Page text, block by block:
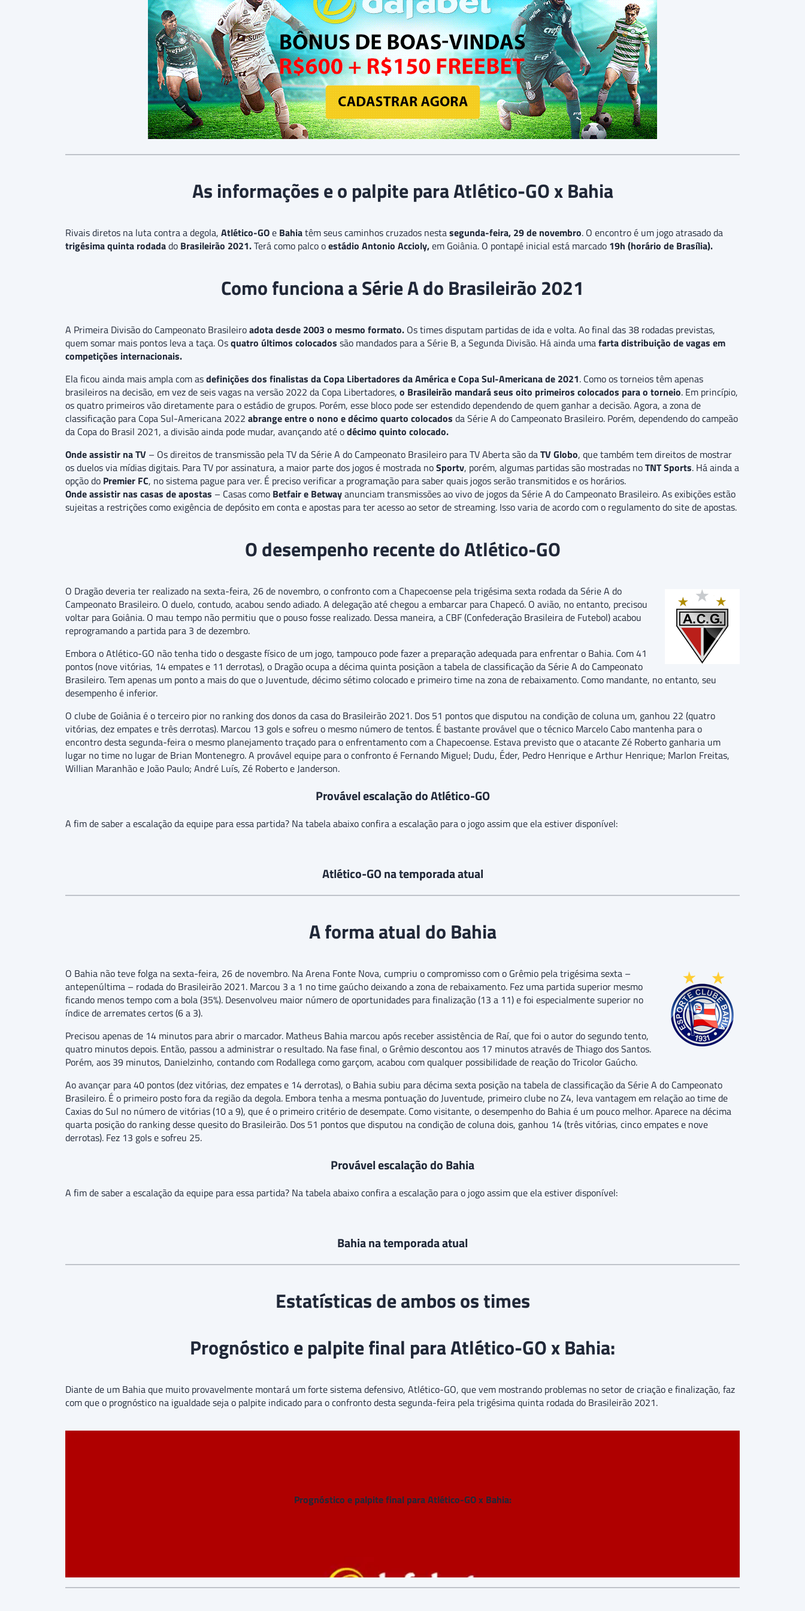
As informações e o palpite para Atlético-GO x Bahia
Rivais diretos na luta contra a degola, Atlético-GOe Bahiatêm seus caminhos cruzados nestasegunda-feira, 29 de novembro. O encontro é um jogo atrasado da
trigésima quinta rodadado Brasileirão 2021.Terá como palco oestádio Antonio Accioly,em Goiânia. O pontapé inicial está marcado 19h (horário de Brasília).
Como funciona a Série A do Brasileirão 2021
A Primeira Divisão do Campeonato Brasileiroadota desde 2003 o mesmo formato. Os times disputam partidas de ida e volta. Ao final das 38 rodadas previstas,
quem somar mais pontos leva a taça. Osquatro últimos colocados são mandados para a Série B, a Segunda Divisão. Há ainda umafarta distribuição de vagas em
competições internacionais.
Ela ficou ainda mais ampla com asdefinições dos finalistas da Copa Libertadores da América e Copa Sul-Americana de 2021. Como os torneios têm apenas
brasileiros na decisão, em vez de seis vagas na versão 2022 da Copa Libertadores, o Brasileirão mandará seus oito primeiros colocados para o torneio. Em princípio,
os quatro primeiros vão diretamente para o estádio de grupos. Porém, esse bloco pode ser estendido dependendo de quem ganhar a decisão. Agora, a zona de
classificação para Copa Sul-Americana 2022 abrange entre o nono e décimo quarto colocados da Série A do Campeonato Brasileiro. Porém, dependendo do campeão
da Copa do Brasil 2021, a divisão ainda pode mudar, avançando até odécimo quinto colocado.
Onde assistir na TV – Os direitos de transmissão pela TV da Série A do Campeonato Brasileiro para TV Aberta são daTV Globo, que também tem direitos de mostrar
os duelos via mídias digitais. Para TV por assinatura, a maior parte dos jogos é mostrada noSportv, porém, algumas partidas são mostradas noTNT Sports. Há ainda a
opção do Premier FC, no sistema pague para ver. É preciso verificar a programação para saber quais jogos serão transmitidos e os horários.
Onde assistir nas casas de apostas – Casas como Betfair e Betwayanunciam transmissões ao vivo de jogos da Série A do Campeonato Brasileiro. As exibições estão
sujeitas a restrições como exigência de depósito em conta e apostas para ter acesso ao setor de streaming. Isso varia de acordo com o regulamento do site de apostas.
O desempenho recente do Atlético-GO
O Dragão deveria ter realizado na sexta-feira, 26 de novembro, o confronto com a Chapecoense pela trigésima sexta rodada da Série A do
Campeonato Brasileiro. O duelo, contudo, acabou sendo adiado. A delegação até chegou a embarcar para Chapecó. O avião, no entanto, precisou
voltar para Goiânia. O mau tempo não permitiu que o pouso fosse realizado. Dessa maneira, a CBF (Confederação Brasileira de Futebol) acabou
reprogramando a partida para 3 de dezembro.
Embora o Atlético-GO não tenha tido o desgaste físico de um jogo, tampouco pode fazer a preparação adequada para enfrentar o Bahia. Com 41
pontos (nove vitórias, 14 empates e 11 derrotas), o Dragão ocupa a décima quinta posiçãon a tabela de classificação da Série A do Campeonato
Brasileiro. Tem apenas um ponto a mais do que o Juventude, décimo sétimo colocado e primeiro time na zona de rebaixamento. Como mandante, no entanto, seu
desempenho é inferior.
O clube de Goiânia é o terceiro pior no ranking dos donos da casa do Brasileirão 2021. Dos 51 pontos que disputou na condição de coluna um, ganhou 22 (quatro
vitórias, dez empates e três derrotas). Marcou 13 gols e sofreu o mesmo número de tentos. É bastante provável que o técnico Marcelo Cabo mantenha para o
encontro desta segunda-feira o mesmo planejamento traçado para o enfrentamento com a Chapecoense. Estava previsto que o atacante Zé Roberto ganharia um
lugar no time no lugar de Brian Montenegro. A provável equipe para o confronto é Fernando Miguel; Dudu, Éder, Pedro Henrique e Arthur Henrique; Marlon Freitas,
Willian Maranhão e João Paulo; André Luís, Zé Roberto e Janderson.
Provável escalação do Atlético-GO
A fim de saber a escalação da equipe para essa partida? Na tabela abaixo confira a escalação para o jogo assim que ela estiver disponível:
Atlético-GO na temporada atual
A forma atual do Bahia
O Bahia não teve folga na sexta-feira, 26 de novembro. Na Arena Fonte Nova, cumpriu o compromisso com o Grêmio pela trigésima sexta –
antepenúltima – rodada do Brasileirão 2021. Marcou 3 a 1 no time gaúcho deixando a zona de rebaixamento. Fez uma partida superior mesmo
ficando menos tempo com a bola (35%). Desenvolveu maior número de oportunidades para finalização (13 a 11) e foi especialmente superior no
índice de arremates certos (6 a 3).
Precisou apenas de 14 minutos para abrir o marcador. Matheus Bahia marcou após receber assistência de Raí, que foi o autor do segundo tento,
quatro minutos depois. Então, passou a administrar o resultado. Na fase final, o Grêmio descontou aos 17 minutos através de Thiago dos Santos.
Porém, aos 39 minutos, Danielzinho, contando com Rodallega como garçom, acabou com qualquer possibilidade de reação do Tricolor Gaúcho.
Ao avançar para 40 pontos (dez vitórias, dez empates e 14 derrotas), o Bahia subiu para décima sexta posição na tabela de classificação da Série A do Campeonato
Brasileiro. É o primeiro posto fora da região da degola. Embora tenha a mesma pontuação do Juventude, primeiro clube no Z4, leva vantagem em relação ao time de
Caxias do Sul no número de vitórias (10 a 9), que é o primeiro critério de desempate. Como visitante, o desempenho do Bahia é um pouco melhor. Aparece na décima
quarta posição do ranking desse quesito do Brasileirão. Dos 51 pontos que disputou na condição de coluna dois, ganhou 14 (três vitórias, cinco empates e nove
derrotas). Fez 13 gols e sofreu 25.
Provável escalação do Bahia
A fim de saber a escalação da equipe para essa partida? Na tabela abaixo confira a escalação para o jogo assim que ela estiver disponível:
Bahia na temporada atual
Estatísticas de ambos os times
Prognóstico e palpite final para Atlético-GO x Bahia:
Diante de um Bahia que muito provavelmente montará um forte sistema defensivo, Atlético-GO, que vem mostrando problemas no setor de criação e finalização, faz
com que o prognóstico na igualdade seja o palpite indicado para o confronto desta segunda-feira pela trigésima quinta rodada do Brasileirão 2021.
Prognóstico e palpite final para Atlético-GO x Bahia: